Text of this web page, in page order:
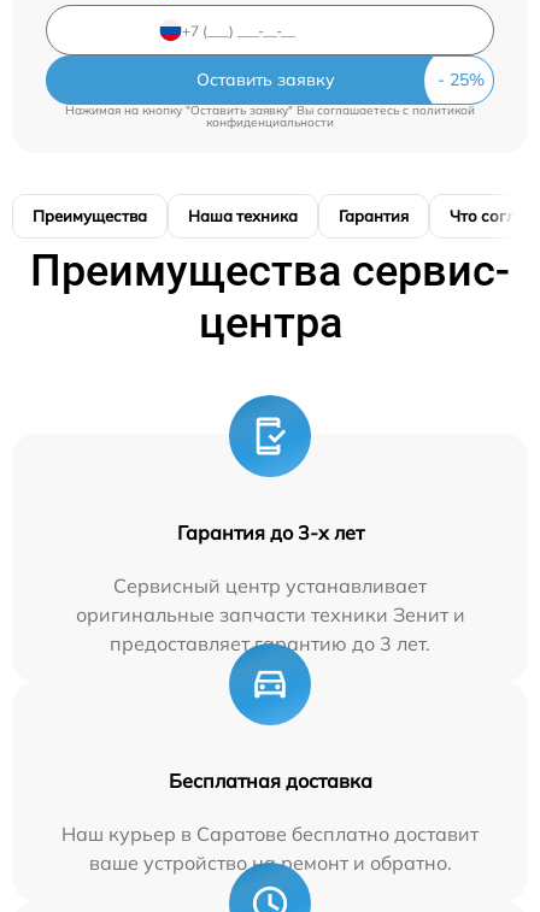
Оставить заявку
Нажимая на кнопку "Оставить заявку" Вы соглашаетесь cполитикой
конфиденциальности
Преимущества Наша техника Гарантия Что
Преимущества сервис-
центра
Гарантия до 3-х лет
Сервисный центр устанавливает
оригинальные запчасти техники Зенит и
предоставляет гарантию до 3 лет.
Бесплатная доставка
Наш курьер в Саратове бесплатно доставит
ваше устройство на ремонт и обратно.